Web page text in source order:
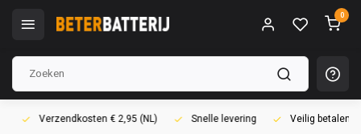
0
Verzendkosten € 2,95 (NL) Snelle levering Veilig betalen